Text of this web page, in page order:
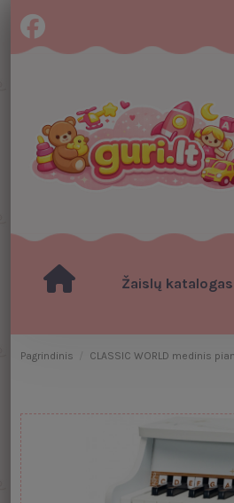
Žaislų katalogas
Pagrindinis CLASSIC WORLD medinis